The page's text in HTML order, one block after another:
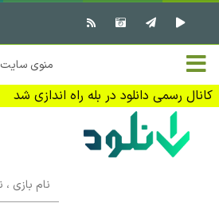
خانه
تماس با ما
تبلیغات
منوی سایت
کانال رسمی دانلود در بله راه اندازی شد
✖ بستن منو
نرم افزار کامپیوتر
بازی کامپیوتر
بازی
،